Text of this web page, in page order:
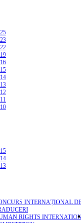
INTERNAȚIONAL
RIGHTS